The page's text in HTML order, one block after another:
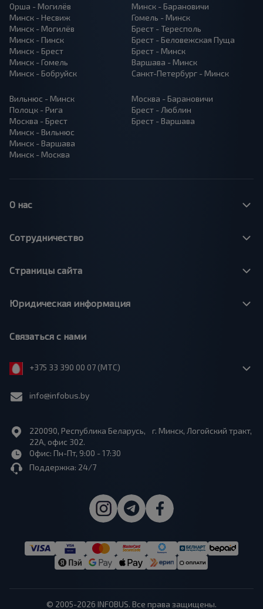
Орша - Могилёв
Минск - Несвиж
Минск - Могилёв
Минск - Пинск
Минск - Брест
Минск - Гомель
Минск - Бобруйск
Минск - Барановичи
Гомель - Минск
Брест - Тересполь
Брест - Беловежская Пуща
Брест - Минск
Варшава - Минск
Санкт-Петербург - Минск
Вильнюс - Минск
Полоцк - Рига
Москва - Брест
Минск - Вильнюс
Минск - Варшава
Минск - Москва
Москва - Барановичи
Брест - Люблин
Брест - Варшава
О нас
Сотрудничество
Страницы сайта
Юридическая информация
Связаться с нами
+375 33 390 00 07 (МТС)
info@infobus.by
220090, Республика Беларусь, г. Минск, Логойский тракт,
22А, офис 302.
Офис: Пн-Пт, 9:00 - 17:30
Поддержка: 24/7
© 2005-2026 INFOBUS. Все права защищены.